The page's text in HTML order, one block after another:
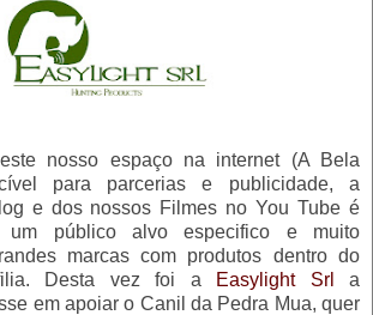
nosso espaço na internet (A Bela
para parcerias e publicidade, a
e dos nossos Filmes no You Tube é
público alvo especifico e muito
marcas com produtos dentro do
Desta vez foi a
Easylight Srl
a
em apoiar o Canil da Pedra Mua, quer